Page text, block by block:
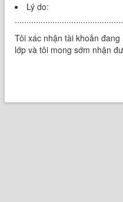
Lý do:
Tôi xác nhận tài khoản
lớp và tôi mong sớm nhận